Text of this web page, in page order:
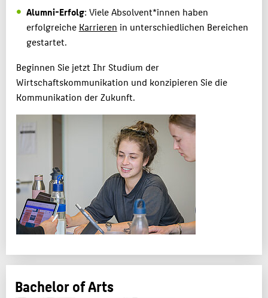
Alumni-Erfolg: Viele Absolvent*innen haben
erfolgreiche Karrieren in unterschiedlichen Bereichen
gestartet.
Beginnen Sie jetzt Ihr Studium der
Wirtschaftskommunikation und konzipieren Sie die
Kommunikation der Zukunft.
Bachelor of Arts